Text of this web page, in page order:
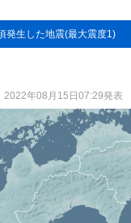
発生した地震(最大震度1)
2022年08月15日07:29発表